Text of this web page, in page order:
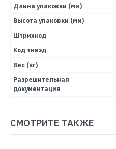
Длина упаковки (мм)
Высота упаковки (мм)
Штрихкод
Код тнвэд
Вес (кг)
Разрешительная
документация
СМОТРИТЕ ТАКЖЕ